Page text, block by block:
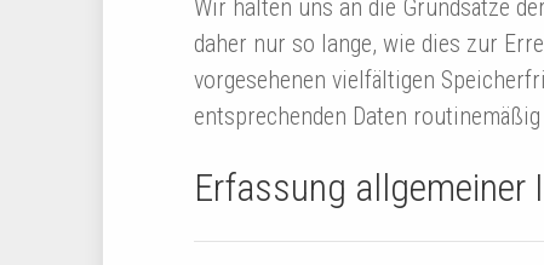
Wir halten uns an die Grundsätze
daher nur so lange, wie dies zur
vorgesehenen vielfältigen
entsprechenden Daten
Erfassung allgemeiner